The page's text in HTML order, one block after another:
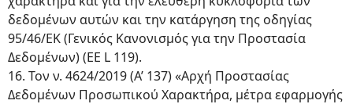
δεδομένων αυτών και την κατάργηση της οδηγίας
95/46/ΕΚ (Γενικός Κανονισμός για την Προστασία
Δεδομένων) (ΕΕ L 119).
16. Τον ν. 4624/2019 (Α’ 137) «Αρχή Προστασίας
Δεδομένων Προσωπικού Χαρακτήρα, μέτρα εφαρμογής